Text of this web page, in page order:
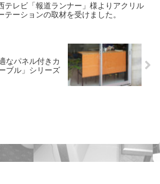
テレビ「報道ランナー」様よりアクリル
テーションの取材を受けました。
なパネル付きカ
ブル」シリーズ